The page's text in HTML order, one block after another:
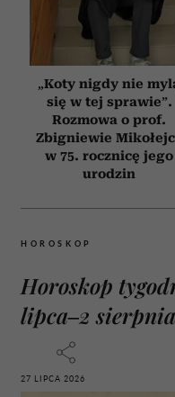
„Koty nigdy nie
się w tej sprawie”.
Rozmowa o prof.
Zbigniewie
w 75. rocznicę jego
urodzin
HOROSKOP
Horoskop
lipca–2
27 LIPCA 2026